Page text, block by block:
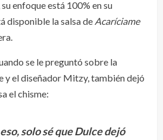
enfoque está 100% en su
disponible la salsa de Acaríciame
se le preguntó sobre la
y el diseñador Mitzy, también dejó
el chisme:
solo sé que Dulce dejó